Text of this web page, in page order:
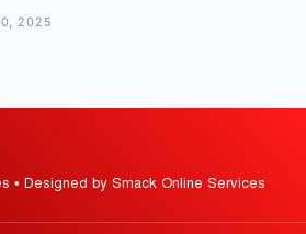
2025
• Designed by Smack Online Services